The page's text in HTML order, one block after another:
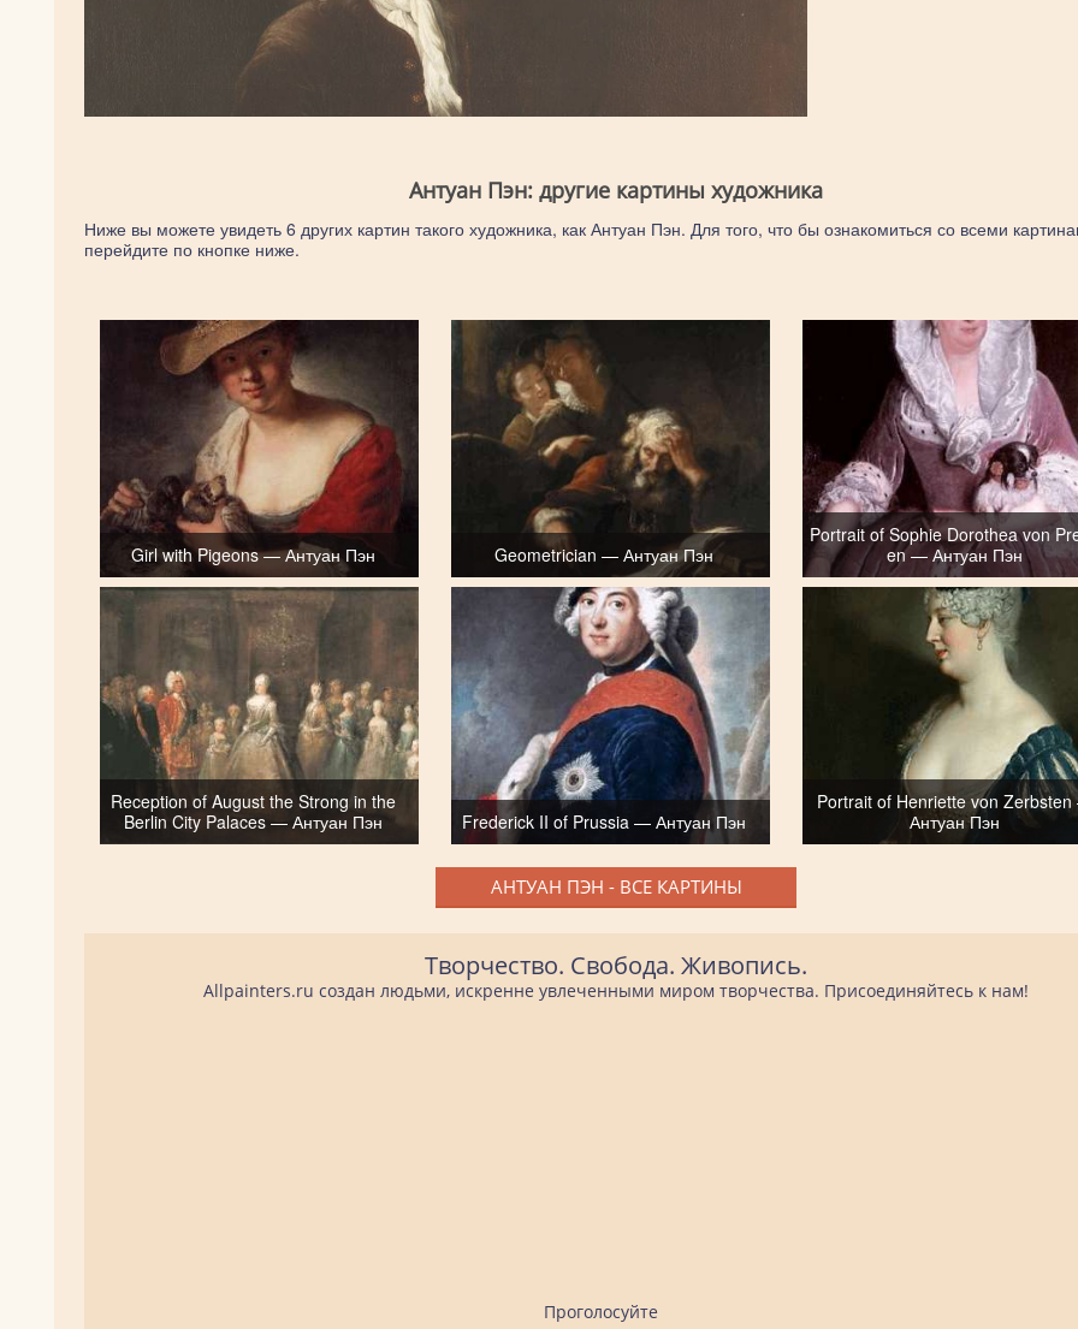
Антуан Пэн: другие картины художника
Ниже вы можете увидеть 6 других картин такого художника, как Антуан Пэн. Для того, что бы ознакомиться со всеми
перейдите по кнопке ниже.
Girl with Pigeons — Антуан Пэн Geometrician — Антуан Пэн
Portrait of Sophie Dorothea von
en — Антуан Пэн
Reception of August the Strong in the
Berlin City Palaces — Антуан Пэн
Frederick II of Prussia — Антуан Пэн
Portrait of Henriette von
Антуан Пэн
АНТУАН ПЭН - ВСЕ КАРТИНЫ
Творчество. Свобода. Живопись.
Allpainters.ru создан людьми, искренне увлеченными миром творчества. Присоединяйтесь к нам!
Проголосуйте